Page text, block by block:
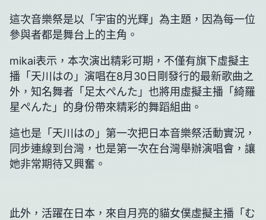
這次音樂祭是以「宇宙的光輝」為主題，因為每一位
參與者都是舞台上的主角。
mikai表示，本次演出精彩可期，不僅有旗下虛擬主
播「天川はの」演唱在8月30日剛發行的最新歌曲之
外，知名舞者「足太ぺんた」也將用虛擬主播「綺羅
星ぺんた」的身份帶來精彩的舞蹈組曲。
這也是「天川はの」第一次把日本音樂祭活動實況，
同步連線到台灣，也是第一次在台灣舉辦演唱會，讓
她非常期待又興奮。
此外，活躍在日本，來自月亮的貓女僕虛擬主播「む